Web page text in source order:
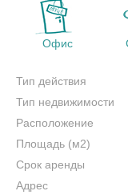
Офис
Тип действия
Тип недвижимости
Расположение
Площадь (м2)
Срок аренды
Адрес